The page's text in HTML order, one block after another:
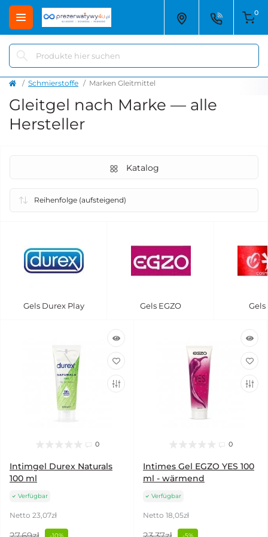
0
Schmierstoffe Marken Gleitmittel
Gleitgel nach Marke — alle
Hersteller
Katalog
Gels Durex Play Gels EGZO Gels
0
Intimgel Durex Naturals
100 ml
Verfügbar
Netto 23,07zł
0
Intimes Gel EGZO YES 100
ml - wärmend
Verfügbar
Netto 18,05zł